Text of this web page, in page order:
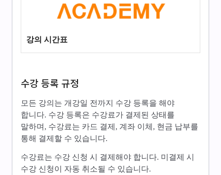
강의 시간표
수강 등록 규정
모든 강의는 개강일 전까지 수강 등록을 해야
합니다. 수강 등록은 수강료가 결제된 상태를
말하며, 수강료는 카드 결제, 계좌 이체, 현금 납부를
통해 결제할 수 있습니다.
수강료는 수강 신청 시 결제해야 합니다. 미결제 시
수강 신청이 자동 취소될 수 있습니다.